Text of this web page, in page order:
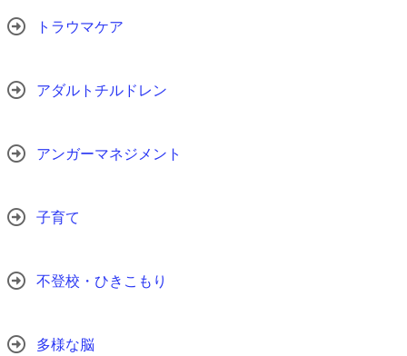
トラウマケア
アダルトチルドレン
アンガーマネジメント
子育て
不登校・ひきこもり
多様な脳